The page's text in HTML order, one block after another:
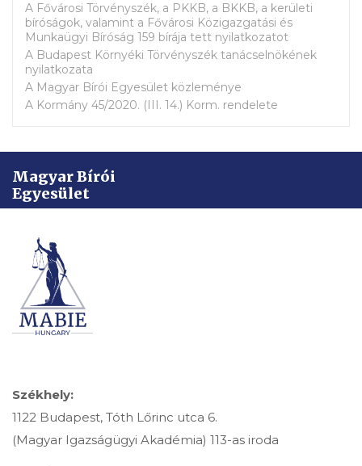
A Fővárosi Törvényszék, a PKKB, a BKKB, a kerületi
bíróságok, valamint a Fővárosi Közigazgatási és
Munkaügyi Bíróság 159 bírája tett nyilatkozatot
A Budapest Környéki Törvényszék tanácselnökének
nyilatkozata
A Magyar Bírói Egyesület közleménye
A Kormány 45/2020. (III. 14.) Korm. rendelete
Magyar Bírói
Egyesület
Székhely:
1122 Budapest, Tóth Lőrinc utca 6.
(Magyar Igazságügyi Akadémia) 113-as iroda